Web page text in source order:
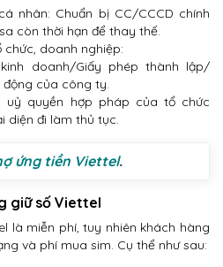
nhân: Chuẩn bị CC/CCCD chính
còn thời hạn để thay thế.
doanh nghiệp:
doanh/Giấy phép thành lập/
của công ty.
uỷ quyền hợp pháp của tổ chức
diện đi làm thủ tục.
ứng tiền Viettel.
giữ số Viettel
là miễn phí, tuy nhiên khách hàng
và phí mua sim. Cụ thể như sau: